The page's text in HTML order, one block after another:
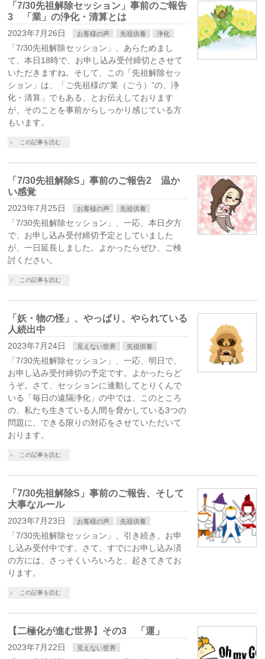
「7/30先祖解除セッション」事前のご報告
3 「業」の浄化・清算とは
2023年7月26日 お客様の声 先祖供養 浄化
「7/30先祖解除セッション」、あらためまし
て、本日18時で、お申し込み受付締切とさせて
いただきますね。そして、この「先祖解除セッ
ション」は、「ご先祖様の“業（ごう）”の、浄
化・清算」でもある、とお伝えしております
が、そのことを事前からしっかり感じている方
もいます。
この記事を読む
「7/30先祖解除S」事前のご報告2 温か
い感覚
2023年7月25日 お客様の声 先祖供養
「7/30先祖解除セッション」、一応、本日夕方
で、お申し込み受付締切予定としていました
が、一日延長しました。よかったらぜひ、ご検
討ください。
この記事を読む
「妖・物の怪」、やっぱり、やられている
人続出中
2023年7月24日 見えない世界 先祖供養
「7/30先祖解除セッション」、一応、明日で、
お申し込み受付締切の予定です。よかったらど
うぞ。さて、セッションに連動してとりくんで
いる「毎日の遠隔浄化」の中では、このところ
の、私たち生きている人間を脅かしている3つの
問題に、できる限りの対応をさせていただいて
おります。
この記事を読む
「7/30先祖解除S」事前のご報告、そして
大事なルール
2023年7月23日 お客様の声 先祖供養
「7/30先祖解除セッション」、引き続き、お申
し込み受付中です。さて、すでにお申し込み済
の方には、さっそくいろいろと、起きてきてお
ります。
この記事を読む
【二極化が進む世界】その3 「運」
2023年7月22日 見えない世界